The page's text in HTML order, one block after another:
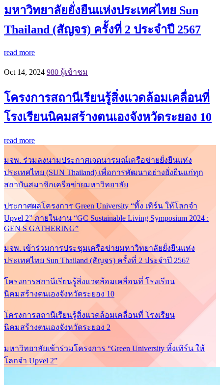
มหาวิทยาลัยยั่งยืนแห่งประเทศไทย Sun
Thailand (สัญจร) ครั้งที่ 2 ประจำปี 2567
read more
Oct 14, 2024 980 ผู้เข้าชม
โครงการสถานีเรียนรู้สิ่งแวดล้อมเคลื่อนที่
โรงเรียนนิคมสร้างตนเองจังหวัดระยอง 10
read more
มจพ. ร่วมลงนามประกาศเจตนารมณ์เครือข่ายยั่งยืนแห่ง
ประเทศไทย (SUN Thailand) เพื่อการพัฒนาอย่างยั่งยืนแก่ทุก
สถาบันสมาชิกเครือข่ายมหาวิทยาลัย
ประกาศผลโครงการ Green University “ทิ้ง เทิร์น ให้โลกจำ
Upvel 2” ภายในงาน “GC Sustainable Living Symposium 2024 :
GEN S GATHERING”
มจพ. เข้าร่วมการประชุมเครือข่ายมหาวิทยาลัยยั่งยืนแห่ง
ประเทศไทย Sun Thailand (สัญจร) ครั้งที่ 2 ประจำปี 2567
โครงการสถานีเรียนรู้สิ่งแวดล้อมเคลื่อนที่ โรงเรียน
นิคมสร้างตนเองจังหวัดระยอง 10
โครงการสถานีเรียนรู้สิ่งแวดล้อมเคลื่อนที่ โรงเรียน
นิคมสร้างตนเองจังหวัดระยอง 2
มหาวิทยาลัยเข้าร่วมโครงการ “Green University ทิ้งเทิร์น ให้
โลกจำ Upvel 2”